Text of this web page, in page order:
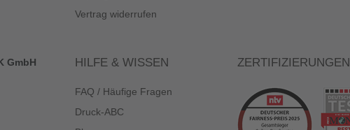
Vertrag widerrufen
GmbH HILFE & WISSEN
FAQ / Häufige Fragen
Druck-ABC
ZERTIFIZIERUNGEN